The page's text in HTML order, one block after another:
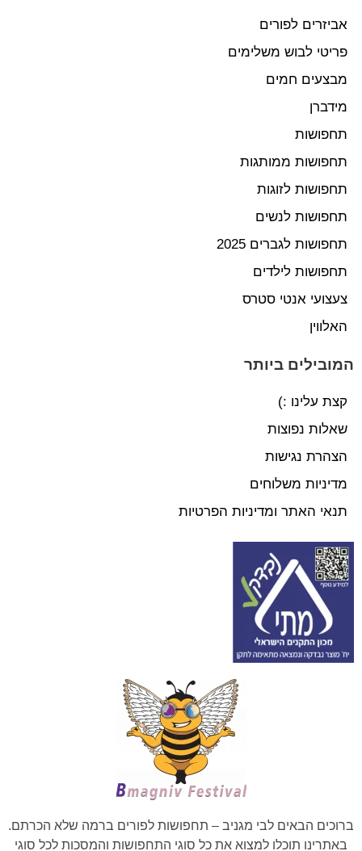
אביזרים לפורים
פריטי לבוש משלימים
מבצעים חמים
מידברן
תחפושות
תחפושות ממותגות
תחפושות לזוגות
תחפושות לנשים
תחפושות לגברים 2025
תחפושות לילדים
צעצועי אנטי סטרס
האלווין
המובילים ביותר
קצת עלינו :)
שאלות נפוצות
הצהרת נגישות
מדיניות משלוחים
תנאי האתר ומדיניות הפרטיות
ברוכים הבאים לבי מגניב – תחפושות לפורים ברמה שלא הכרתם.
באתרינו תוכלו למצוא את כל סוגי התחפושות והמסכות לכל סוגי